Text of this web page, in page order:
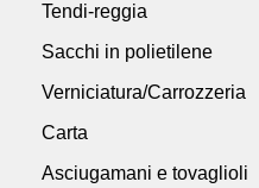
Tendi-reggia
Sacchi in polietilene
Verniciatura/Carrozzeria
Carta
Asciugamani e tovaglioli